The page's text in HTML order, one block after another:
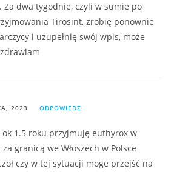
dwa tygodnie, czyli w sumie po
Tirosint, zrobię ponownie
i uzupełnię swój wpis, może
2023 ODPOWIEDZ
1.5 roku przyjmuję euthyrox w
granicą we Włoszech w Polsce
czy w tej sytuacji moge przejść na